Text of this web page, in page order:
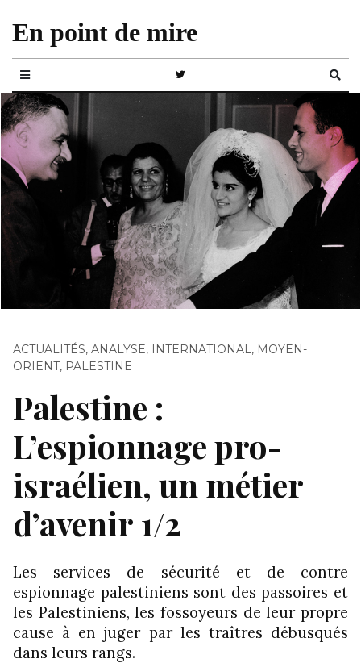
En point de mire
ACTUALITÉS, ANALYSE, INTERNATIONAL , MOYEN-
ORIENT, PALESTINE
Palestine :
L’espionnage pro-
israélien, un métier
d’avenir 1/2
Les services de sécurité et de contre
espionnage palestiniens sont des passoires et
les Palestiniens, les fossoyeurs de leur propre
cause à en juger par les traîtres débusqués
dans leurs rangs.